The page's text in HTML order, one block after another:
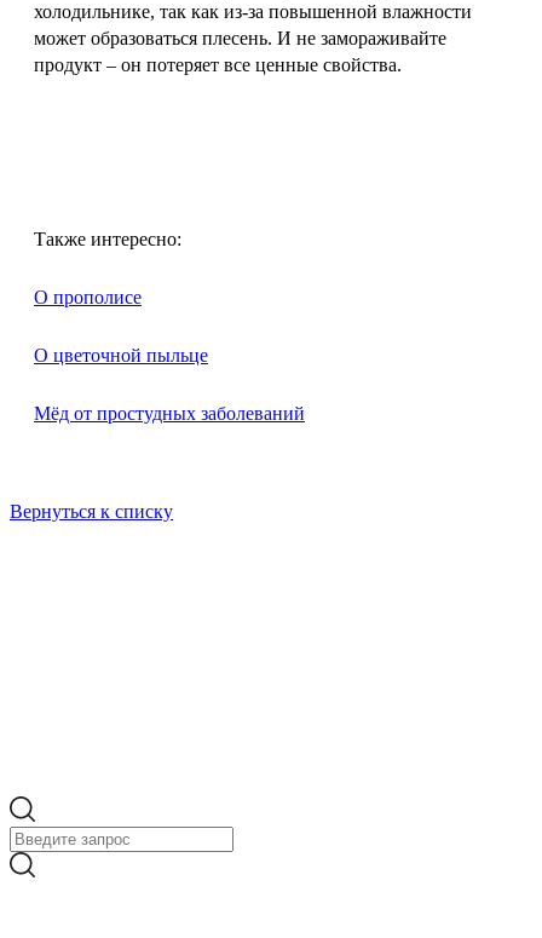
холодильнике, так как из-за повышенной влажности
может образоваться плесень. И не замораживайте
продукт – он потеряет все ценные свойства.
Также интересно:
О прополисе
О цветочной пыльце
Мёд от простудных заболеваний
Вернуться к списку